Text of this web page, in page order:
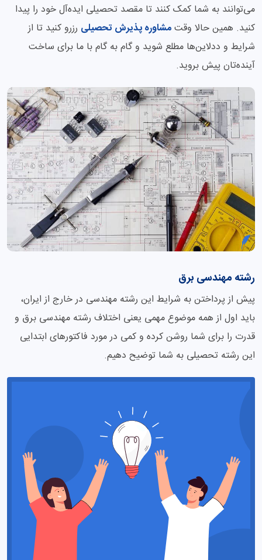
می‌توانند به شما کمک کنند تا مقصد تحصیلی ایده‌آل خود را پیدا
کنید. همین حالا وقتمشاوره پذیرش تحصیلی رزرو کنید تا از
شرایط و ددلاین‌ها مطلع شوید و گام به گام با ما برای ساخت
آینده‌تان پیش بروید.
رشته مهندسی برق
پیش از پرداختن به شرایط این رشته مهندسی در خارج از ایران،
باید اول از همه موضوع مهمی یعنی اختلاف رشته مهندسی برق و
قدرت را برای شما روشن کرده و کمی در مورد فاکتورهای ابتدایی
این رشته تحصیلی به شما توضیح دهیم.